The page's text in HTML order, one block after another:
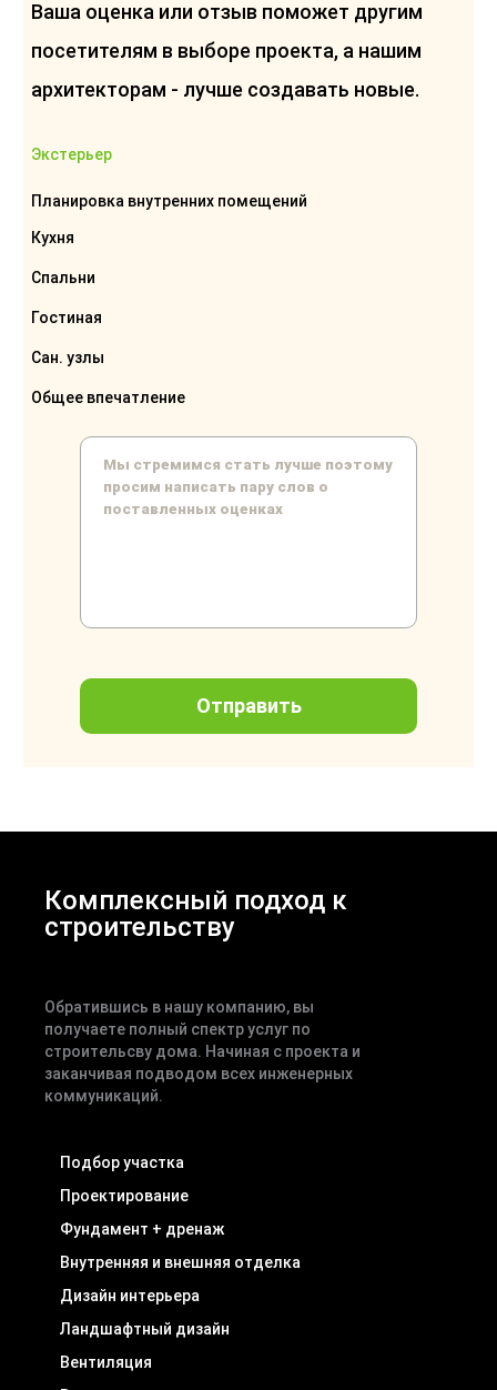
Ваша оценка или отзыв поможет другим
посетителям в выборе проекта, а нашим
архитекторам - лучше создавать новые.
Экстерьер
Планировка внутренних помещений
Кухня
Спальни
Гостиная
Сан. узлы
Общее впечатление
Комплексный подход к
строительству
Обратившись в нашу компанию, вы
получаете полный спектр услуг по
строительсву дома. Начиная с проекта и
заканчивая подводом всех инженерных
коммуникаций.
Подбор участка
Проектирование
Фундамент + дренаж
Внутренняя и внешняя отделка
Дизайн интерьера
Ландшафтный дизайн
Вентиляция